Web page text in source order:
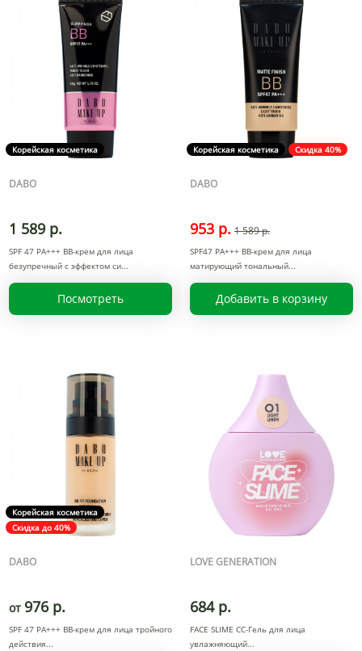
Корейская косметика
DABO
1 589 р.
SPF 47 PA+++ BB-крем для лица
безупречный с эффектом си
Посмотреть
Корейская косметика Скидка 40%
DABO
953 р. 1 589 р.
SPF47 PA+++ BB-крем для лица
матирующий тональный
Добавить в корзину
Корейская косметика
Скидка до 40%
DABO
от 976 р.
SPF 47 PA+++ BB-крем для лица тройного
действия
LOVE GENERATION
684 р.
FACE SLIME CC-Гель для лица
увлажняющий